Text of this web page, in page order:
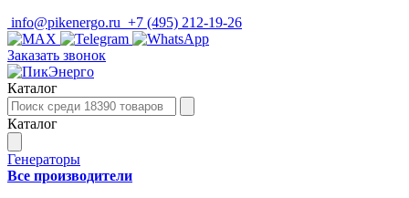
info@pikenergo.ru +7 (495) 212-19-26
Заказать звонок
Каталог
Каталог
Генераторы
Все производители